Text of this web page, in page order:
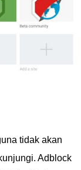
tidak akan
Adblock